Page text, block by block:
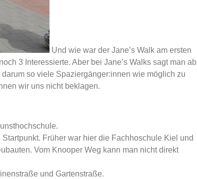
Und wie war der Jane’s Walk am ersten
3 Interessierte. Aber bei Jane’s Walks sagt man ab
so viele Spaziergänger:innen wie möglich zu
wir uns nicht beklagen.
Früher war hier die Fachhoschule Kiel und
Vom Knooper Weg kann man nicht direkt
und Gartenstraße.